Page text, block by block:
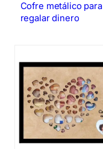
Cofre metálico para
regalar dinero